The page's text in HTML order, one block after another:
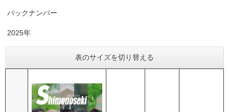
バックナンバー
2025年
表のサイズを切り替える